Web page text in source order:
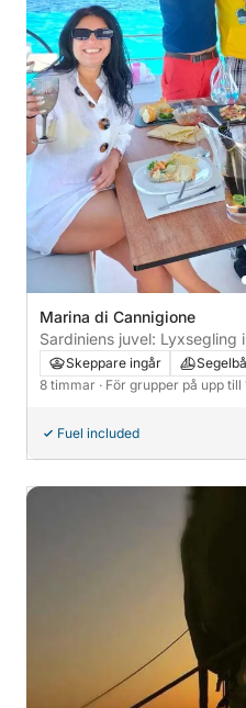
Marina di Cannigione
Sardiniens juvel: Lyxsegling
Skeppare ingår
8 timmar · För grupper på upp till
Fuel included